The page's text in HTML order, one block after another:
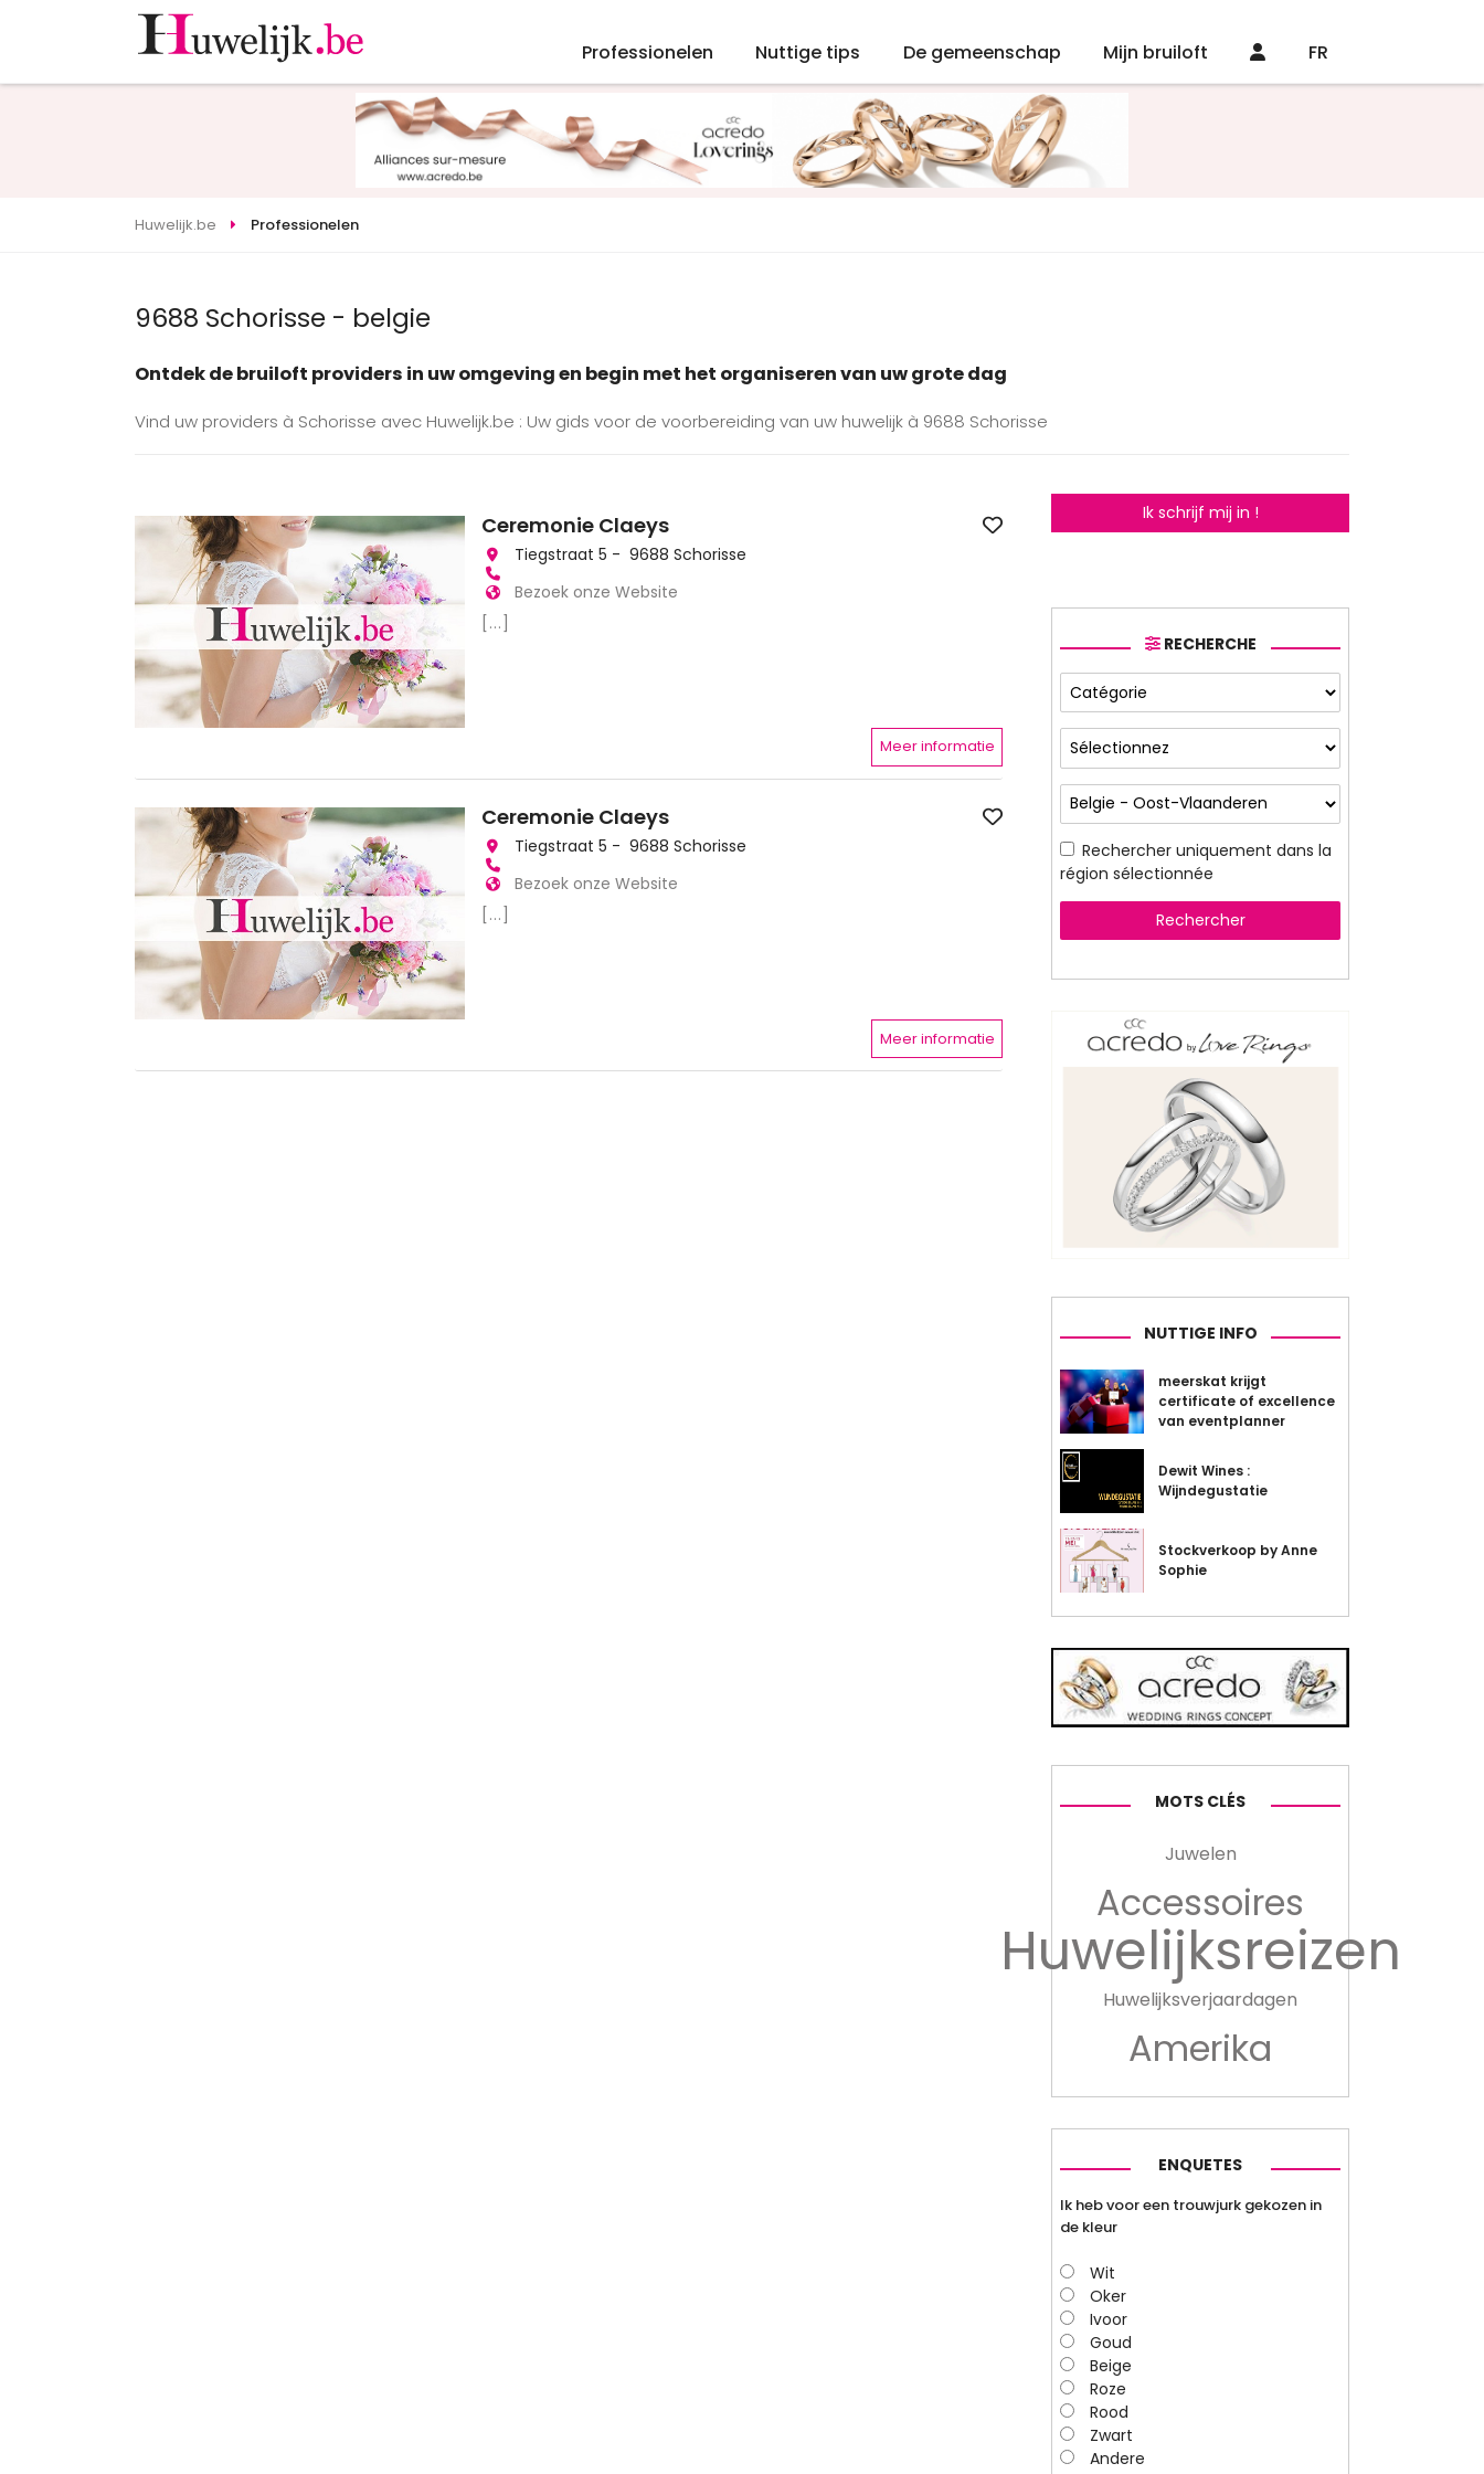
Professionelen Nuttige tips De gemeenschap Mijn bruiloft FR
Huwelijk.be Professionelen
9688 Schorisse - belgie
Ontdek de bruiloft providers in uw omgeving en begin met het organiseren van uw grote dag
Vind uw providers à Schorisse avec Huwelijk.be : Uw gids voor de voorbereiding van uw huwelijk à 9688 Schorisse
Ceremonie Claeys
Tiegstraat 5 - 9688 Schorisse
Bezoek onze Website
[...]
Meer informatie
Ceremonie Claeys
Tiegstraat 5 - 9688 Schorisse
Bezoek onze Website
[...]
Meer informatie
Ik schrijf mij in !
RECHERCHE
Rechercher uniquement dans la
région sélectionnée
Rechercher
NUTTIGE INFO
meerskat krijgt
certificate of excellence
van eventplanner
Dewit Wines :
Wijndegustatie
Stockverkoop by Anne
Sophie
MOTS CLÉS
Juwelen
Accessoires
Huwelijksreizen
Huwelijksverjaardagen
Amerika
ENQUETES
Ik heb voor een trouwjurk gekozen in
de kleur
Wit
Oker
Ivoor
Goud
Beige
Roze
Rood
Zwart
Andere